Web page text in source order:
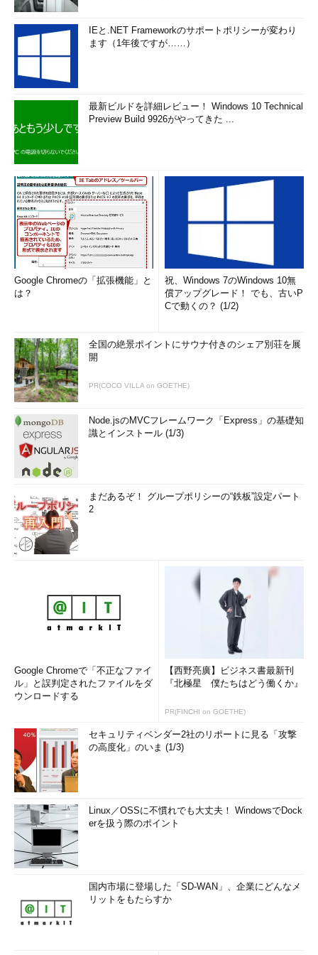
IEと.NET Frameworkのサポートポリシーが変わり
ます（1年後ですが……）
最新ビルドを詳細レビュー！ Windows 10 Technical
Preview Build 9926がやってきた ...
Google Chromeの「拡張機能」と
は？
祝、Windows 7のWindows 10無
償アップグレード！ でも、古いP
Cで動くの？ (1/2)
全国の絶景ポイントにサウナ付きのシェア別荘を展
開
PR(COCO VILLA on GOETHE)
Node.jsのMVCフレームワーク「Express」の基礎知
識とインストール (1/3)
まだあるぞ！ グループポリシーの“鉄板”設定パート
2
Google Chromeで「不正なファイ
ル」と誤判定されたファイルをダ
ウンロードする
【西野亮廣】ビジネス書最新刊
『北極星 僕たちはどう働くか』
PR(FINCHI on GOETHE)
セキュリティベンダー2社のリポートに見る「攻撃
の高度化」のいま (1/3)
Linux／OSSに不慣れでも大丈夫！ WindowsでDock
erを扱う際のポイント
国内市場に登場した「SD-WAN」、企業にどんなメ
リットをもたらすか